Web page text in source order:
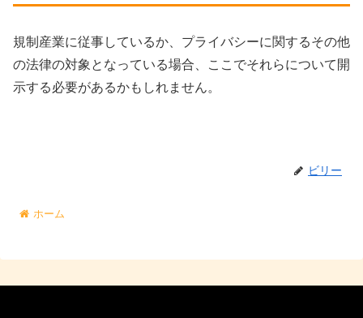
規制産業に従事しているか、プライバシーに関するその他
の法律の対象となっている場合、ここでそれらについて開
示する必要があるかもしれません。
ビリー
ホーム